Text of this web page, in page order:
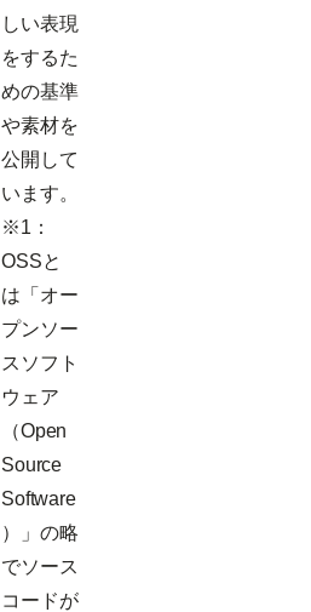
しい表現
をするた
めの基準
や素材を
公開して
います。
※1：
OSSと
は「オー
プンソー
スソフト
ウェア
（Open
Source
Software
）」の略
でソース
コードが